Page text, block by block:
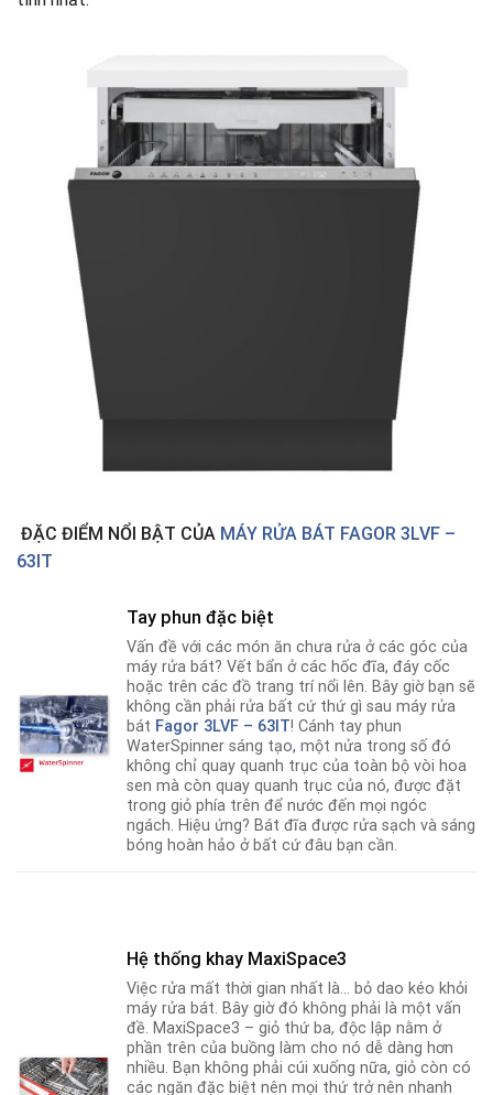
ĐẶC ĐIỂM NỔI BẬT CỦA MÁY RỬA BÁT FAGOR 3LVF –
63IT
Tay phun đặc biệt
Vấn đề với các món ăn chưa rửa ở các góc của
máy rửa bát? Vết bẩn ở các hốc đĩa, đáy cốc
hoặc trên các đồ trang trí nổi lên. Bây giờ bạn sẽ
không cần phải rửa bất cứ thứ gì sau máy rửa
bát Fagor 3LVF – 63IT! Cánh tay phun
WaterSpinner sáng tạo, một nửa trong số đó
không chỉ quay quanh trục của toàn bộ vòi hoa
sen mà còn quay quanh trục của nó, được đặt
trong giỏ phía trên để nước đến mọi ngóc
ngách. Hiệu ứng? Bát đĩa được rửa sạch và sáng
bóng hoàn hảo ở bất cứ đâu bạn cần.
Hệ thống khay MaxiSpace3
Việc rửa mất thời gian nhất là… bỏ dao kéo khỏi
máy rửa bát. Bây giờ đó không phải là một vấn
đề. MaxiSpace3 – giỏ thứ ba, độc lập nằm ở
phần trên của buồng làm cho nó dễ dàng hơn
nhiều. Bạn không phải cúi xuống nữa, giỏ còn có
các ngăn đặc biệt nên mọi thứ trở nên nhanh